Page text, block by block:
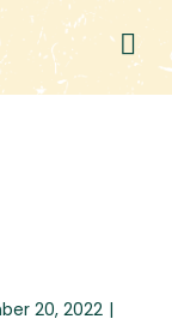
20, 2022 |